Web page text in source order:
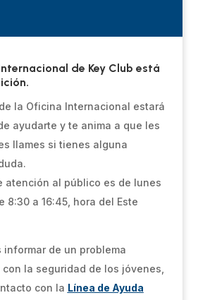
de Key Club está
la Oficina Internacional estará
ayudarte y te anima a que les
llames si tienes alguna
atención al público es de lunes
8:30 a 16:45, hora del Este
informar de un problema
la seguridad de los jóvenes,
con la Línea de Ayuda